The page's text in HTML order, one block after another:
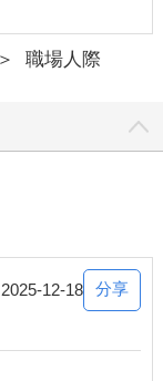
值的個體，在關係
根源都是關
。能夠把關係經
個底層邏輯的。
那些能夠給他人
替代的地位。從
情緒回應能力，代
，你在任何關係
達」。掌控情緒
壓抑，那樣久而久
＞ 職場人際
2025-12-18 分享